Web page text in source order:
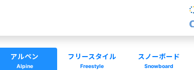
アルペン
Alpine
フリースタイル
Freestyle
スノーボード
Snowboard